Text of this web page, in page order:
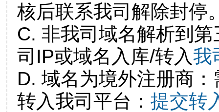
核后联系我司解除封停
C. 非我司域名解析到
司IP或域名入库/转入我
D. 域名为境外注册商
转入我司平台： 提交转